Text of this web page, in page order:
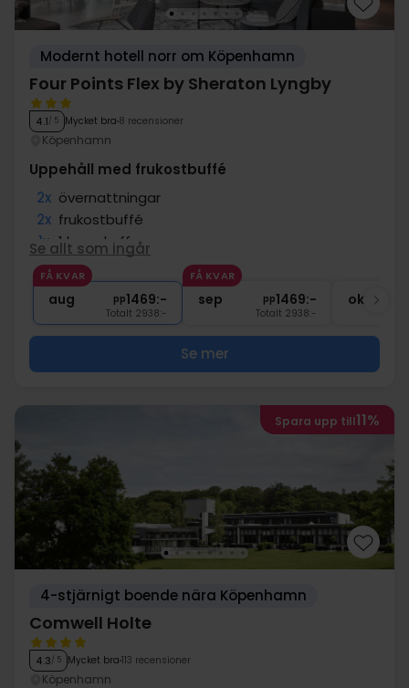
Modernt hotell norr om Köpenhamn
Four Points Flex by Sheraton Lyngby
4.1/ 5 Mycket bra 8 recensioner
Köpenhamn
Uppehåll med frukostbuffé
2x övernattningar
2x frukostbuffé
1x 1 kopp kaffe
1x 1 glas vin/öl/vatten
∞ Gratis internet
Se allt som ingår
FÅ KVAR
aug pp1469:-
Totalt 2938:-
FÅ KVAR
sep pp1469:-
Totalt 2938:-
okt
Se mer
Spara upp till11%
4-stjärnigt boende nära Köpenhamn
Comwell Holte
4.3/ 5 Mycket bra 113 recensioner
Köpenhamn